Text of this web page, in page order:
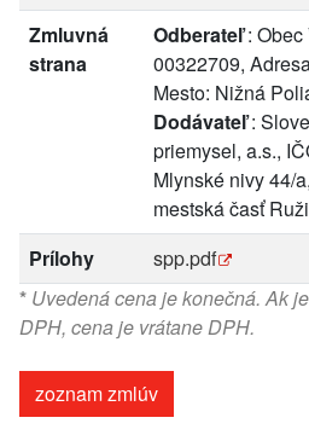
Zmluvná
strana
Odberateľ: Obec
00322709,
Mesto: Nižná
Dodávateľ:
priemysel, a.s.,
Mlynské nivy 44/
mestská časť
Prílohy
spp.pdf
* Uvedená cena je konečná. Ak
DPH, cena je vrátane DPH.
zoznam zmlúv